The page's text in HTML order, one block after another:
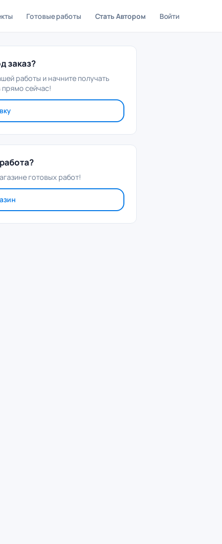
Готовые работы Стать Автором Войти
заказ?
работы и начните получать
сейчас!
готовых работ!